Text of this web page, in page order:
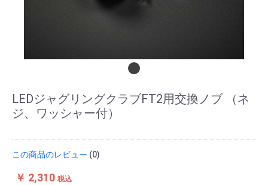
LEDジャグリングクラブFT2用交換ノブ （ネ
ジ、ワッシャー付）
この商品のレビュー (0)
￥ 2,310税込